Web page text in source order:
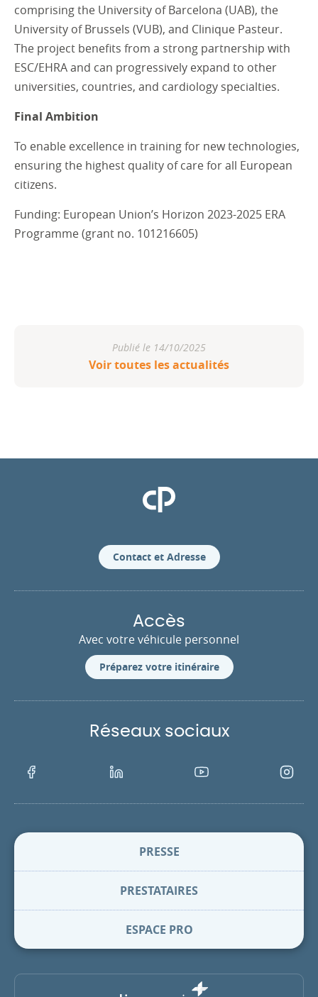
comprising the University of Barcelona (UAB), the
University of Brussels (VUB), and Clinique Pasteur.
The project benefits from a strong partnership with
ESC/EHRA and can progressively expand to other
universities, countries, and cardiology specialties.
Final Ambition
To enable excellence in training for new technologies,
ensuring the highest quality of care for all European
citizens.
Funding: European Union’s Horizon 2023-2025 ERA
Programme (grant no. 101216605)
Publié le 14/10/2025
Voir toutes les actualités
Clinique Pasteur
Contact et Adresse
Accès
Avec votre véhicule personnel
Préparez votre itinéraire
Réseaux sociaux
Facebook LinkedIn Youtube
PRESSE
PRESTATAIRES
ESPACE PRO